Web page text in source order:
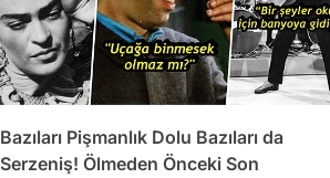
Bazıları Pişmanlık Dolu Bazıları da
Serzeniş! Ölmeden Önceki Son